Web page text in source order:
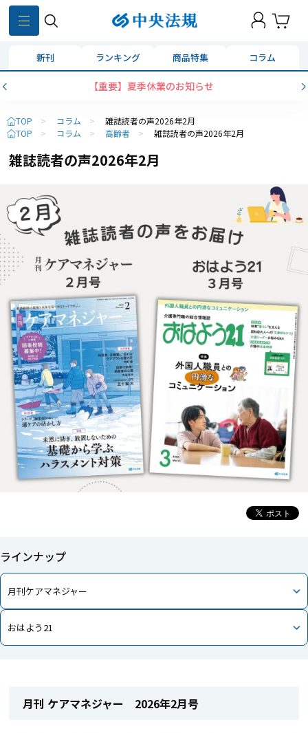
新刊 ランキング 商品特集 コラム
コンビニ決済に「セブンイレブン」を追加いたしました
TOP > コラム >
雑誌読者の声2026年2月
TOP
> コラム > 高齢者 > 雑誌読者の声2026年2月
雑誌読者の声2026年2月
ラインナップ
月刊ケアマネジャー
おはよう21
月刊 ケアマネジャー 2026年2月号